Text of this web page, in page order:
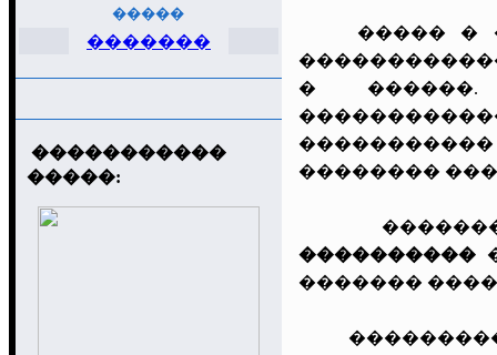
�����
�������
�����������
�����:
����� �
�
��������
�������
����������
�������